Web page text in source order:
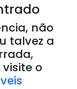
não
talvez a
o